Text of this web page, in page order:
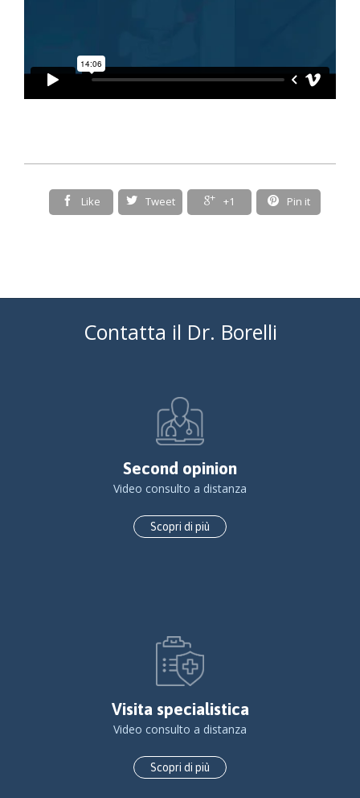
 Like  Tweet  +1  Pin it
Contatta il Dr. Borelli
Second opinion
Video consulto a distanza
Scopri di più
Visita specialistica
Video consulto a distanza
Scopri di più